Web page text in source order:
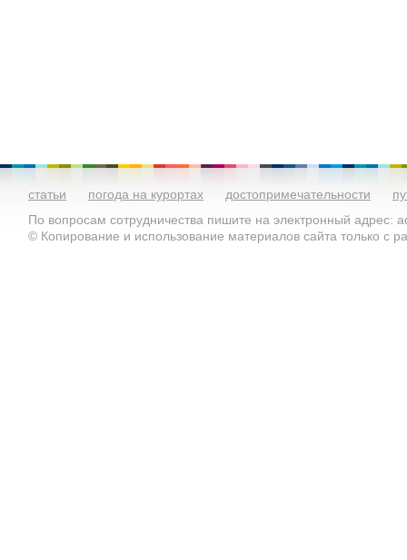
статьи погода на курортах достопримечательности
По вопросам сотрудничества пишите на электронный адрес:
© Копирование и использование материалов сайта только с